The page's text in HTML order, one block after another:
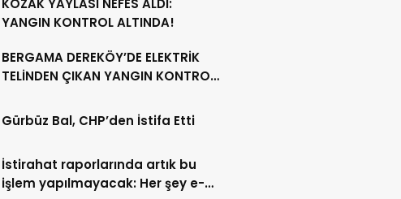
KOZAK YAYLASI NEFES ALDI:
YANGIN KONTROL ALTINDA!
BERGAMA DEREKÖY’DE ELEKTRİK
TELİNDEN ÇIKAN YANGIN KONTROL
Gürbüz Bal, CHP’den İstifa Etti
İstirahat raporlarında artık bu
işlem yapılmayacak: Her şey e-